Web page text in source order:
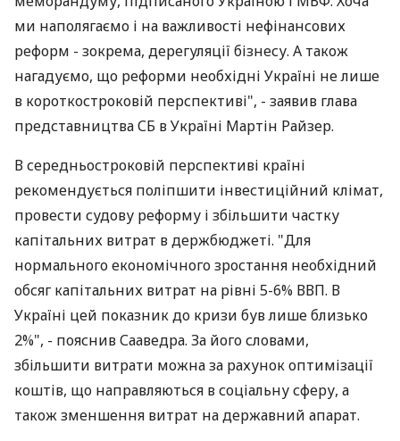
ми наполягаємо і на важливості нефінансових
реформ - зокрема, дерегуляції бізнесу. А також
нагадуємо, що реформи необхідні Україні не лише
в короткостроковій перспективі", - заявив глава
представництва СБ в Україні Мартін Райзер.
В середньостроковій перспективі країні
рекомендується поліпшити інвестиційний клімат,
провести судову реформу і збільшити частку
капітальних витрат в держбюджеті. "Для
нормального економічного зростання необхідний
обсяг капітальних витрат на рівні 5-6% ВВП. В
Україні цей показник до кризи був лише близько
2%", - пояснив Сааведра. За його словами,
збільшити витрати можна за рахунок оптимізації
коштів, що направляються в соціальну сферу, а
також зменшення витрат на державний апарат.